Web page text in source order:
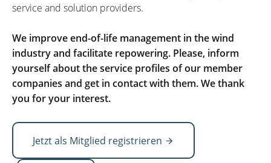
service and solution providers.
We improve end-of-life management in the wind
industry and facilitate repowering. Please, inform
yourself about the service profiles of our member
companies and get in contact with them. We thank
you for your interest.
Jetzt als Mitglied registrieren